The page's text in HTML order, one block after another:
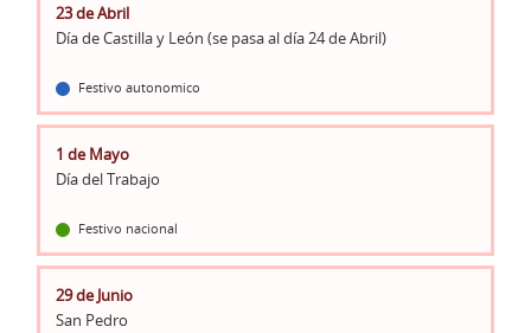
23 de Abril
Día de Castilla y León (se pasa al día 24 de Abril)
Festivo autonomico
1 de Mayo
Día del Trabajo
Festivo nacional
29 de Junio
San Pedro